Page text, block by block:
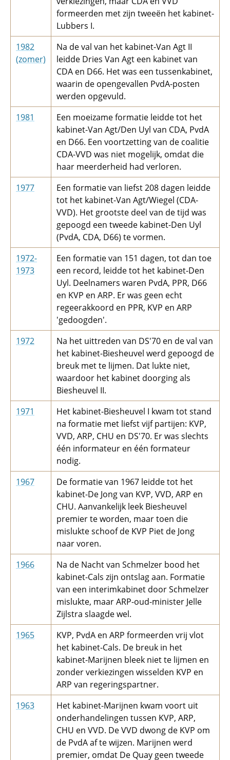
formeerden met zijn tweeën het kabinet-
Lubbers I.
1982
(zomer)
Na de val van het kabinet-Van Agt II
leidde Dries Van Agt een kabinet van
CDA en D66. Het was een tussenkabinet,
waarin de opengevallen PvdA-posten
werden opgevuld.
1981
Een moeizame formatie leidde tot het
kabinet-Van Agt/Den Uyl van CDA, PvdA
en D66. Een voortzetting van de coalitie
CDA-VVD was niet mogelijk, omdat die
haar meerderheid had verloren.
1977
Een formatie van liefst 208 dagen leidde
tot het kabinet-Van Agt/Wiegel (CDA-
VVD). Het grootste deel van de tijd was
gepoogd een tweede kabinet-Den Uyl
(PvdA, CDA, D66) te vormen.
1972-
1973
Een formatie van 151 dagen, tot dan toe
een record, leidde tot het kabinet-Den
Uyl. Deelnamers waren PvdA, PPR, D66
en KVP en ARP. Er was geen echt
regeerakkoord en PPR, KVP en ARP
'gedoogden'.
1972
Na het uittreden van DS'70 en de val van
het kabinet-Biesheuvel werd gepoogd de
breuk met te lijmen. Dat lukte niet,
waardoor het kabinet doorging als
Biesheuvel II.
1971
Het kabinet-Biesheuvel I kwam tot stand
na formatie met liefst vijf partijen: KVP,
VVD, ARP, CHU en DS'70. Er was slechts
één informateur en één formateur
nodig.
1967
De formatie van 1967 leidde tot het
kabinet-De Jong van KVP, VVD, ARP en
CHU. Aanvankelijk leek Biesheuvel
premier te worden, maar toen die
mislukte schoof de KVP Piet de Jong
naar voren.
1966
Na de Nacht van Schmelzer bood het
kabinet-Cals zijn ontslag aan. Formatie
van een interimkabinet door Schmelzer
mislukte, maar ARP-oud-minister Jelle
Zijlstra slaagde wel.
1965
KVP, PvdA en ARP formeerden vrij vlot
het kabinet-Cals. De breuk in het
kabinet-Marijnen bleek niet te lijmen en
zonder verkiezingen wisselden KVP en
ARP van regeringspartner.
1963
Het kabinet-Marijnen kwam voort uit
onderhandelingen tussen KVP, ARP,
CHU en VVD. De VVD dwong de KVP om
de PvdA af te wijzen. Marijnen werd
premier, omdat De Quay geen tweede